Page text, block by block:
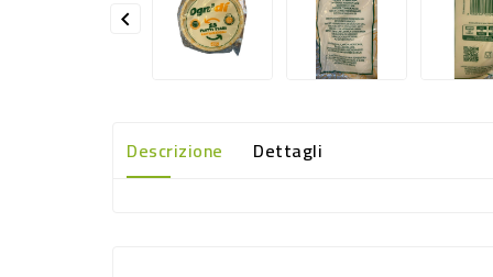

Descrizione Dettagli